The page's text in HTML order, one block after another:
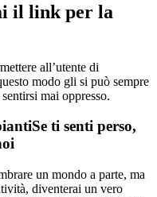
il link per la
all’utente di
modo gli si può sempre
sentirsi mai oppresso.
Se ti senti perso,
un mondo a parte, ma
diventerai un vero